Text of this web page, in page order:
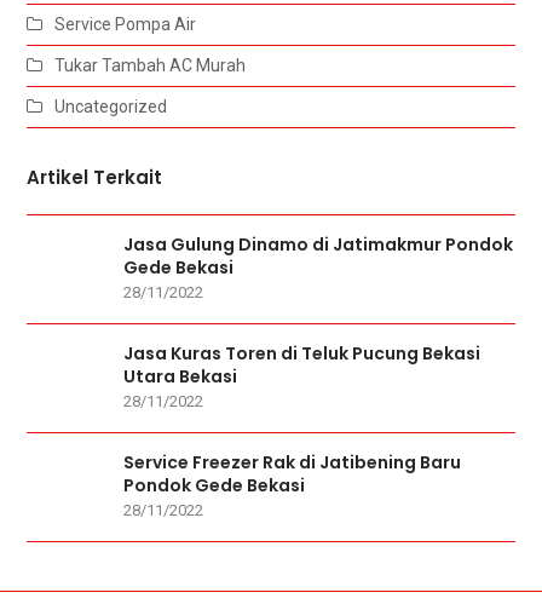
Service Pompa Air
Tukar Tambah AC Murah
Uncategorized
Artikel Terkait
Jasa Gulung Dinamo di Jatimakmur Pondok
Gede Bekasi
28/11/2022
Jasa Kuras Toren di Teluk Pucung Bekasi
Utara Bekasi
28/11/2022
Service Freezer Rak di Jatibening Baru
Pondok Gede Bekasi
28/11/2022